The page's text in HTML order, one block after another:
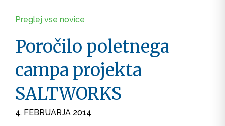
Preglej vse novice
Poročilo poletnega
campa projekta
SALTWORKS
4. FEBRUARJA 2014